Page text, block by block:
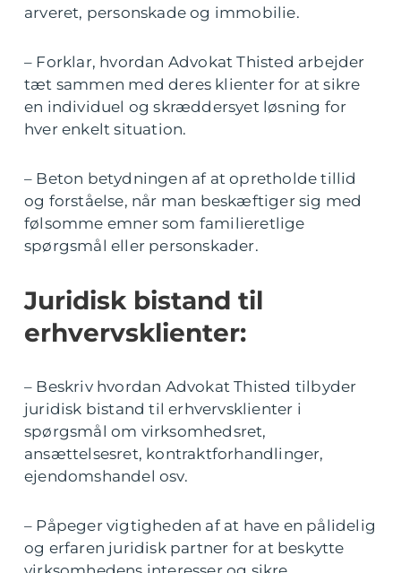
arveret, personskade og immobilie.
– Forklar, hvordan Advokat Thisted arbejder
tæt sammen med deres klienter for at sikre
en individuel og skræddersyet løsning for
hver enkelt situation.
– Beton betydningen af at opretholde tillid
og forståelse, når man beskæftiger sig med
følsomme emner som familieretlige
spørgsmål eller personskader.
Juridisk bistand til
erhvervsklienter:
– Beskriv hvordan Advokat Thisted tilbyder
juridisk bistand til erhvervsklienter i
spørgsmål om virksomhedsret,
ansættelsesret, kontraktforhandlinger,
ejendomshandel osv.
– Påpeger vigtigheden af at have en pålidelig
og erfaren juridisk partner for at beskytte